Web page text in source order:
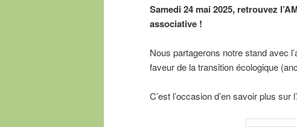
Samedi 24 mai 2025, retrouvez
associative !
Nous partagerons notre stand avec
faveur de la transition écologique
C’est l’occasion d’en savoir plus sur